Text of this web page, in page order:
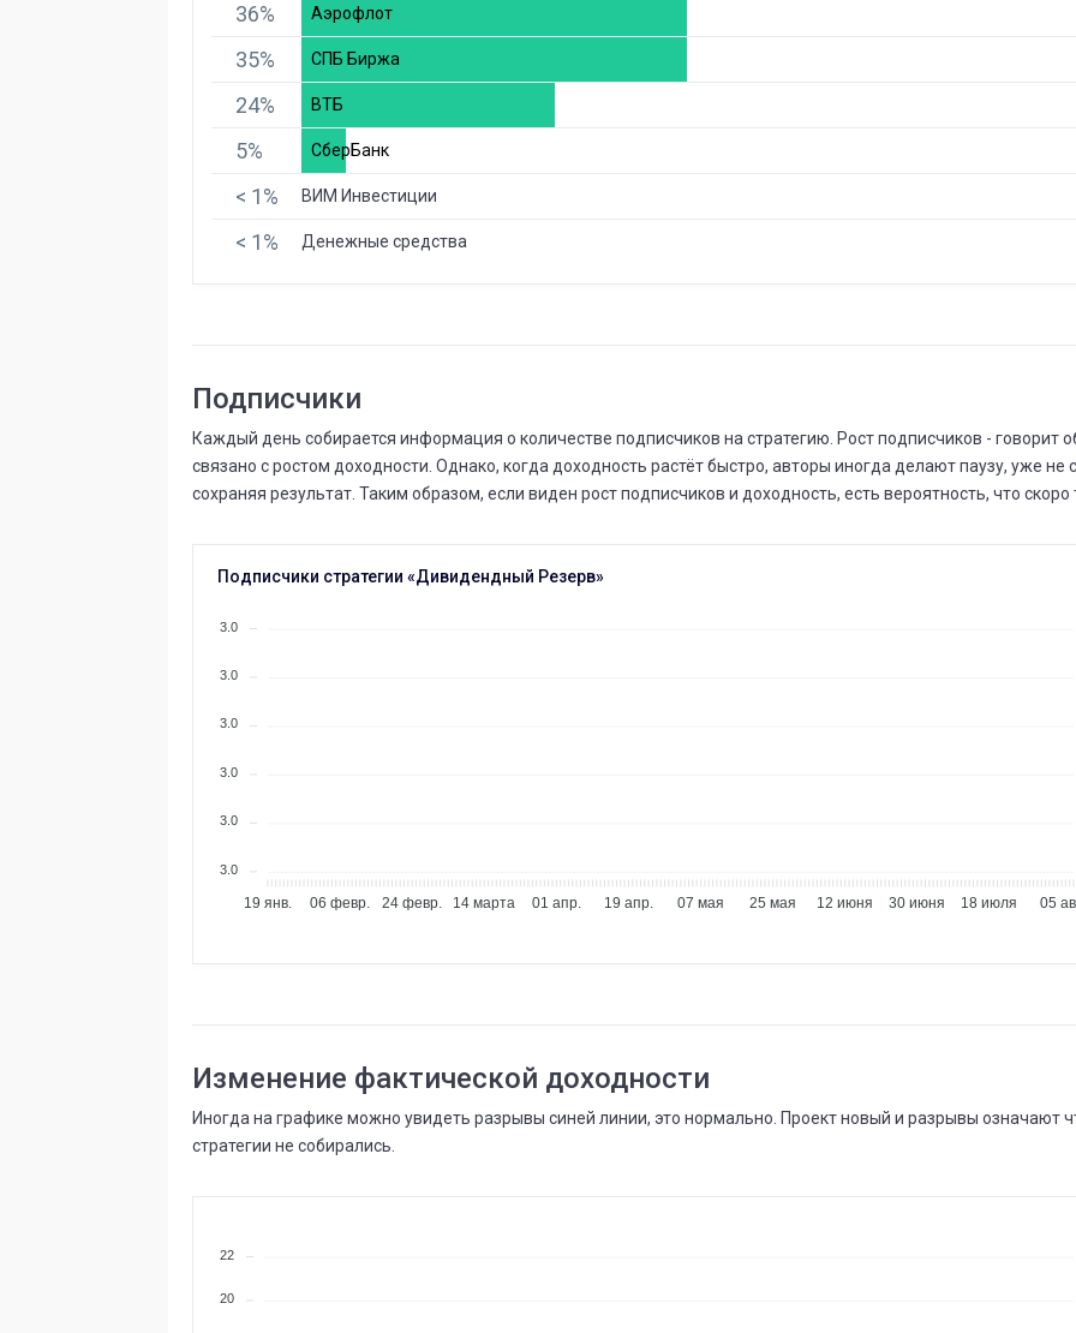
36% Аэрофлот
35% СПБ Биржа
24% ВТБ
5% СберБанк
< 1% ВИМ Инвестиции
< 1% Денежные средства
Подписчики
Каждый день собирается информация о количестве подписчиков на стратегию. Рост подписчиков - говорит
связано с ростом доходности. Однако, когда доходность растёт быстро, авторы иногда делают паузу, уже
сохраняя результат. Таким образом, если виден рост подписчиков и доходность, есть вероятность, что скоро
Подписчики стратегии «Дивидендный Резерв»
3.0
3.0
3.0
3.0
3.0
3.0
19 янв. 06 февр. 24 февр. 14 марта 01 апр. 19 апр. 07 мая 25 мая 12 июня 30 июня 18 июля 05
Изменение фактической доходности
Иногда на графике можно увидеть разрывы синей линии, это нормально. Проект новый и разрывы означают
стратегии не собирались.
22
20